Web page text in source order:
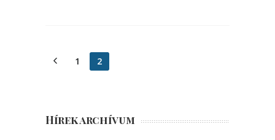
1 2
Hírek archívum